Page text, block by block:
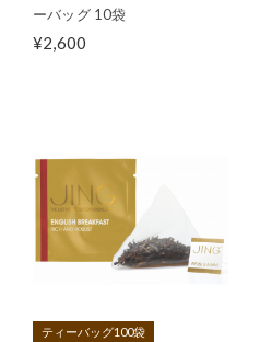
ーバッグ 10袋
¥2,600
ティーバッグ100袋